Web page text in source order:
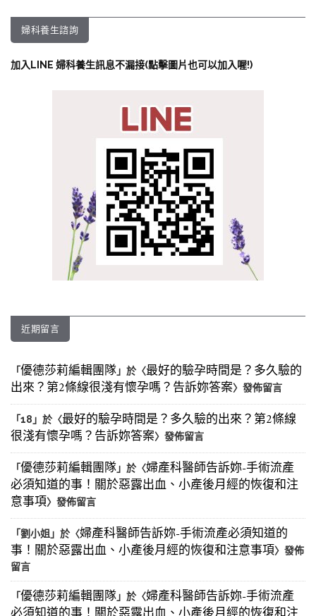
婦科養生諮詢
加入LINE 婦科養生訊息不漏接(點擊圖片也可以加入喔!)
近期留言
「優德莎莉編輯團隊」於〈最好的驗孕時間是？多久驗的
出來？第2條線很淺有懷孕嗎？告訴妳答案〉發佈留言
「18 」於〈最好的驗孕時間是？多久驗的出來？第2條線
很淺有懷孕嗎？告訴妳答案〉發佈留言
「優德莎莉編輯團隊」於〈婦產科醫師告訴妳-手術流產
必須知道的事！關於惡露出血、小產後月經的恢復和注
意事項〉發佈留言
「劉小姐 」於〈婦產科醫師告訴妳-手術流產必須知道的
事！關於惡露出血、小產後月經的恢復和注意事項〉發佈
留言
「優德莎莉編輯團隊」於〈婦產科醫師告訴妳-手術流產